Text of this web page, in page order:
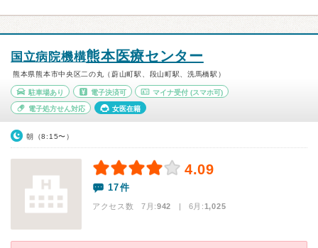
国立病院機構熊本医療センター
熊本県熊本市中央区二の丸（蔚山町駅、段山町駅、洗馬橋駅）
駐車場あり 電子決済可 マイナ受付 (スマホ可)
電子処方せん対応 女医在籍
朝（8:15〜）
4.09
17件
アクセス数 7月:942 | 6月:1,025